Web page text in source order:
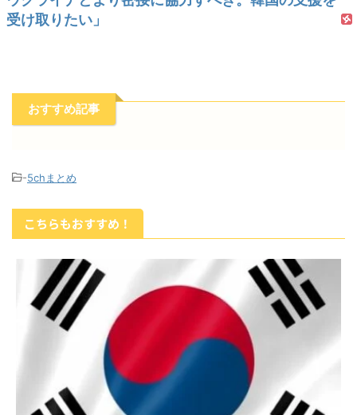
受け取りたい」
おすすめ記事
-5chまとめ
こちらもおすすめ！